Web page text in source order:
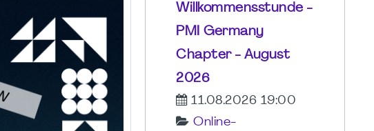
Willkommensstunde -
PMI Germany
Chapter - August
2026
11.08.2026 19:00
Online-